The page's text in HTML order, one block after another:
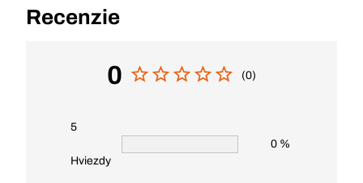
Recenzie
0 (0)
5
Hviezdy
0 %